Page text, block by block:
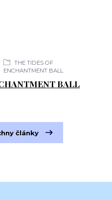
THE TIDES OF
ENCHANTMENT BALL
BALL
články